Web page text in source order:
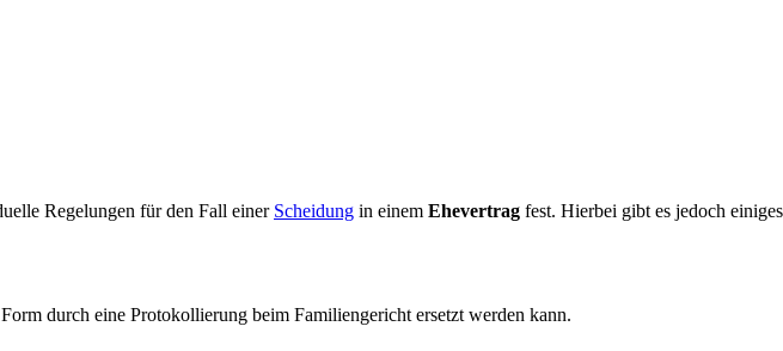
Regelungen für den Fall einer Scheidung in einem Ehevertrag fest. Hierbei gibt es jedoch einiges
durch eine Protokollierung beim Familiengericht ersetzt werden kann.